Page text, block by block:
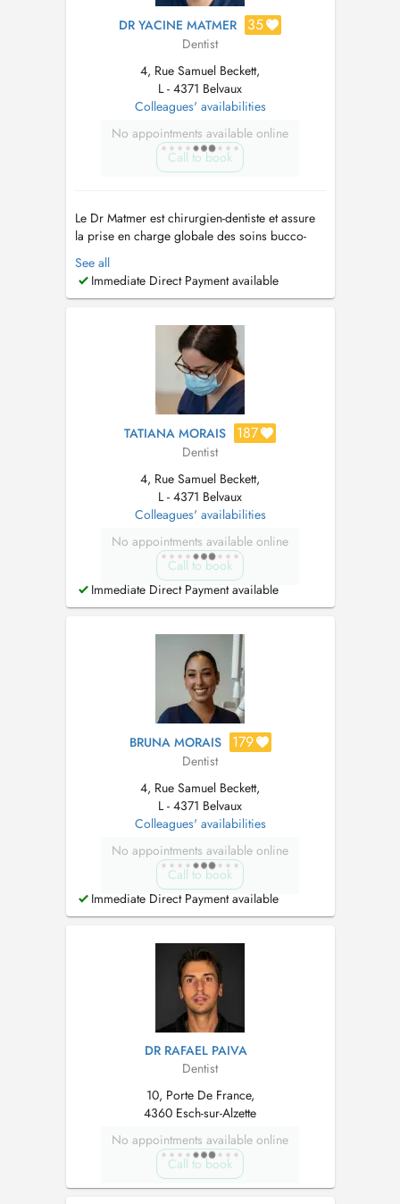
DR YACINE MATMER 35
Dentist
4, Rue Samuel Beckett,
L - 4371 Belvaux
Colleagues' availabilities
No appointments available online
Call to book
Le Dr Matmer est chirurgien-dentiste et assure
la prise en charge globale des soins bucco-
dentaires, de la prévention aux traitements plus
techniques. Il attache une grande importance à
instaurer une relation de confiance avec
il veille à expliquer...
See all
Immediate Direct Payment available
TATIANA MORAIS 187
Dentist
4, Rue Samuel Beckett,
L - 4371 Belvaux
Colleagues' availabilities
No appointments available online
Call to book
Immediate Direct Payment available
BRUNA MORAIS 179
Dentist
4, Rue Samuel Beckett,
L - 4371 Belvaux
Colleagues' availabilities
No appointments available online
Call to book
Immediate Direct Payment available
DR RAFAEL PAIVA
Dentist
10, Porte De France,
4360 Esch-sur-Alzette
No appointments available online
Call to book